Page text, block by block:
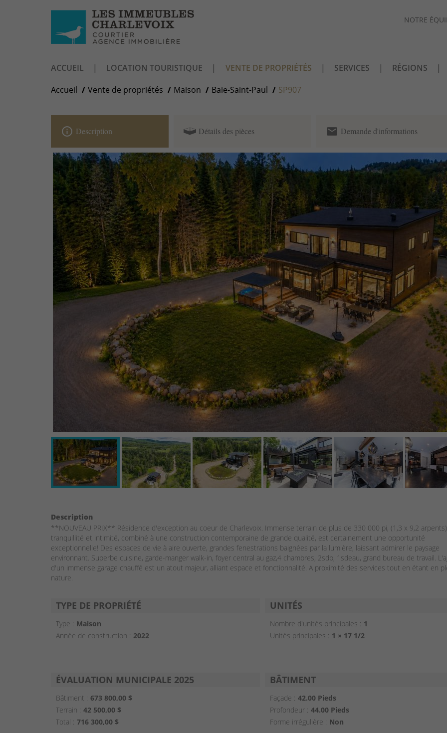
NOTRE
ACCUEIL LOCATION TOURISTIQUE VENTE DE PROPRIÉTÉS SERVICES RÉGIONS
Accueil
Vente de propriétés Maison Baie-Saint-Paul SP907
info_outline Description Détails des pièces email Demande d'informations
Description
**NOUVEAU PRIX** Résidence d'exception au coeur de Charlevoix. Immense terrain de plus de 330 000 pi, (1,3 x 9,2
tranquillité et intimité, combiné à une construction contemporaine de grande qualité, est certainement une opportunité
exceptionnelle! Des espaces de vie à aire ouverte, grandes fenestrations baignées par la lumière, laissant admirer le paysage
environnant. Superbe cuisine, garde-manger walk-in, foyer central au gaz,4 chambres, 2sdb, 1sdeau, grand bureau de travail.
d'un immense garage chauffé est un atout majeur, alliant espace et fonctionnalité. A proximité des services tout en étant en
nature.
TYPE DE PROPRIÉTÉ
Type : Maison
Année de construction : 2022
UNITÉS
Nombre d'unités principales : 1
Unités principales : 1 × 17 1/2
ÉVALUATION MUNICIPALE 2025
Bâtiment : 673 800,00 $
Terrain : 42 500,00 $
Total : 716 300,00 $
BÂTIMENT
Façade : 42.00 Pieds
Profondeur : 44.00 Pieds
Forme irrégulière : Non